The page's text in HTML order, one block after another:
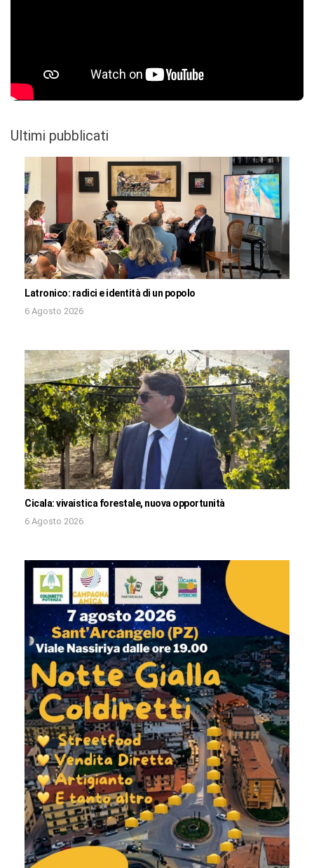
Ultimi pubblicati
Latronico: radici e identità di un popolo
6 Agosto 2026
Cicala: vivaistica forestale, nuova opportunità
6 Agosto 2026